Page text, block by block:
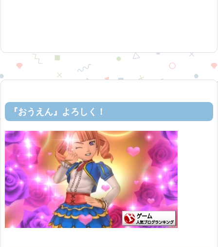
『おうえん』よろしく！